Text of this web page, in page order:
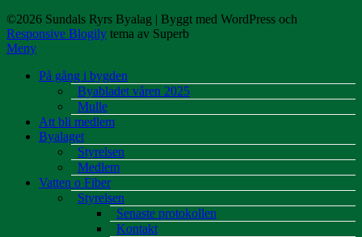
©2026 Sundals Ryrs Byalag | Byggt med WordPress och
Responsive Blogily tema av Superb
Meny
På gång i bygden
Byabladet våren 2025
Mulle
Att bli medlem
Byalaget
Styrelsen
Medlem
Vatten o Fiber
Styrelsen
Senaste protokollen
Kontakt